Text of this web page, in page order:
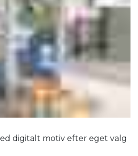
digitalt motiv efter eget valg